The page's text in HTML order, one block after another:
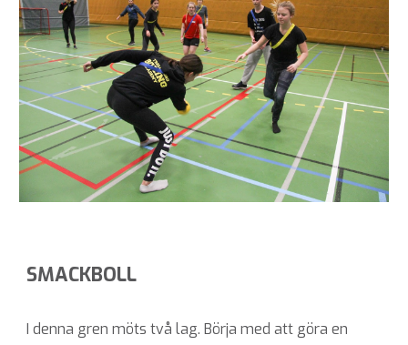
SMACKBOLL
I denna gren möts två lag. Börja med att göra en